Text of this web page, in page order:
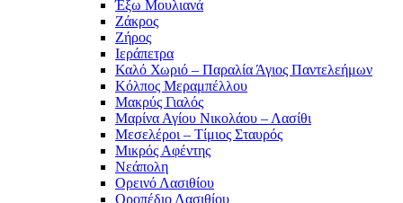
Έξω Μουλιανά
Ζάκρος
Ζήρος
Ιεράπετρα
Καλό Χωριό – Παραλία Άγιος Παντελεήμων
Κόλπος Μεραμπέλλου
Μακρύς Γιαλός
Μαρίνα Αγίου Νικολάου – Λασίθι
Μεσελέροι – Τίμιος Σταυρός
Μικρός Αφέντης
Νεάπολη
Ορεινό Λασιθίου
Οροπέδιο Λασιθίου